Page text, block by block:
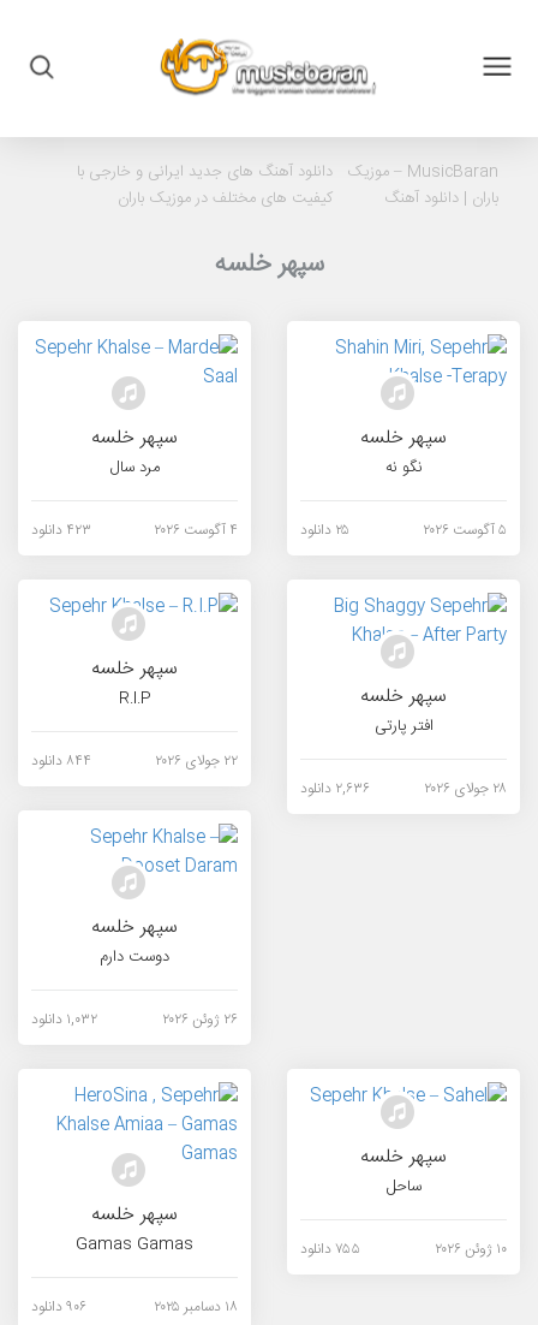
MusicBaran – موزیک
باران | دانلود آهنگ
دانلود آهنگ های جدید ایرانی و خارجی با
کیفیت های مختلف در موزیک باران
سپهر خلسه
سپهر خلسه
نگو نه
۵ آگوست ۲۰۲۶ ۲۵ دانلود
سپهر خلسه
مرد سال
۴ آگوست ۲۰۲۶ ۴۲۳ دانلود
سپهر خلسه
افتر پارتی
۲۸ جولای ۲۰۲۶ ۲,۶۳۶ دانلود
سپهر خلسه
R.I.P
۲۲ جولای ۲۰۲۶ ۸۴۴ دانلود
سپهر خلسه
دوست دارم
۲۶ ژوئن ۲۰۲۶ ۱,۰۳۲ دانلود
سپهر خلسه
ساحل
۱۰ ژوئن ۲۰۲۶ ۷۵۵ دانلود
سپهر خلسه
Gamas Gamas
۱۸ دسامبر ۲۰۲۵ ۹۰۶ دانلود